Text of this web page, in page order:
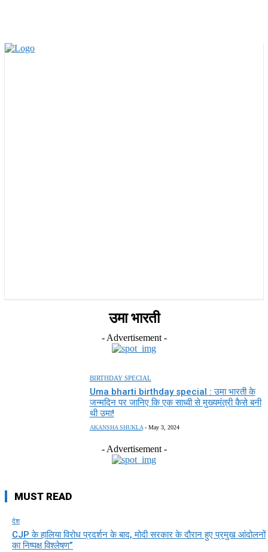
उमा भारती
- Advertisement -
BIRTHDAY SPECIAL
Uma bharti birthday special : उमा भारती के
जन्मदिन पर जानिए कि एक साध्वी से मुख्यमंत्री कैसे बनी
थी उमा!
AKANSHA SHUKLA - May 3, 2024
- Advertisement -
MUST READ
देश
CJP के हालिया विरोध प्रदर्शन के बाद, मोदी सरकार के दौरान हुए प्रमुख आंदोलनों
का निष्पक्ष विश्लेषण”